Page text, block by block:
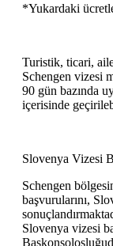
*Yukardaki
Turistik, ticari,
Schengen vizesi
90 gün bazında
içerisinde
Slovenya Vizesi
Schengen
başvurularını,
Slovenya vizesi